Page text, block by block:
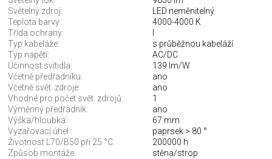
Světelný zdroj:
LED neměnitelný
Teplota barvy.:
4000-4000 K
Třída ochrany:
Typ kabeláže:
s průběžnou kabeláží
Typ napětí:
AC/DC
Účinnost svítidla:
139 lm/W
Včetně předřadníku:
ano
Včetně svět. zdroje:
ano
Vhodné pro počet svět. zdrojů:
1
Výměnný předřadník:
ano
Výška/hloubka:
67 mm
Vyzařovací úhel.:
paprsek > 80 °
Životnost L70/B50 při 25 °C:
200000 h
Způsob montáže:
stěna/strop